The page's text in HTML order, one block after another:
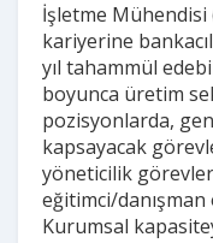
İşletme Mühendisi
kariyerine
yıl tahammül
boyunca üretim
pozisyonlarda,
kapsayacak
yöneticilik
eğitimci/danışman
Kurumsal